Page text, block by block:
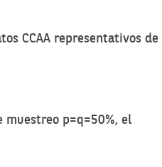
CCAA representativos de
muestreo p=q=50%, el